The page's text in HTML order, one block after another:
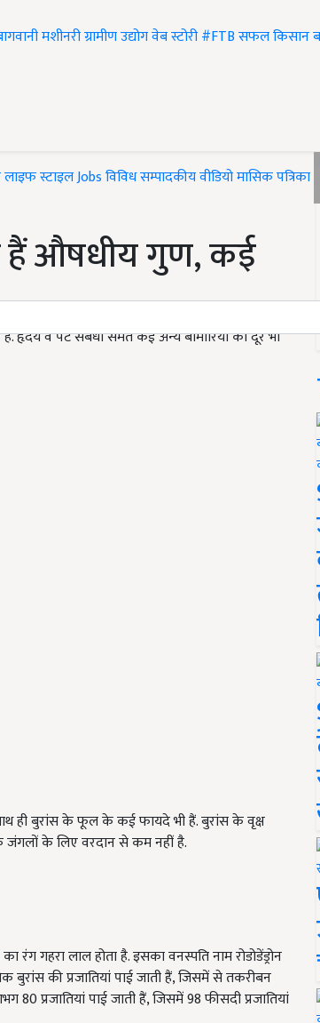
मशीनरीग्रामीण उद्योगवेब स्टोरी#FTBसफल किसान
लाइफ स्टाइलJobsविविधसम्पादकीयवीडियोमासिक पत्रिका
हैं औषधीय गुण, कई
हृदय व पेट संबंधी समेत कई अन्य बीमारियों को दूर भी
ही बुरांस के फूल के कई फायदे भी हैं. बुरांस के वृक्ष
जंगलों के लिए वरदान से कम नहीं है.
गहरा लाल होता है. इसका वनस्पति नाम रोडोडेंड्रोन
बुरांस की प्रजातियां पाई जाती हैं, जिसमें से तकरीबन
प्रजातियां पाई जाती हैं, जिसमें 98 फीसदी प्रजातियां